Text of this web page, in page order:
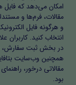
امکان می‌دهد که فایل
مقالات، فرم‌ها و
و هرگونه فایل
انتخاب کنید. کاربران
در بخش ثبت سفارش،
همچنین وب‌سایت
مقالاتی درخور،
بود.